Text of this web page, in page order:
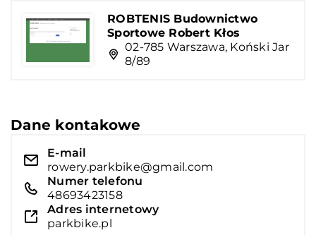
ROBTENIS Budownictwo
Sportowe Robert Kłos
02-785 Warszawa, Koński Jar
8/89
Dane kontakowe
E-mail
rowery.parkbike@gmail.com
Numer telefonu
48693423158
Adres internetowy
parkbike.pl